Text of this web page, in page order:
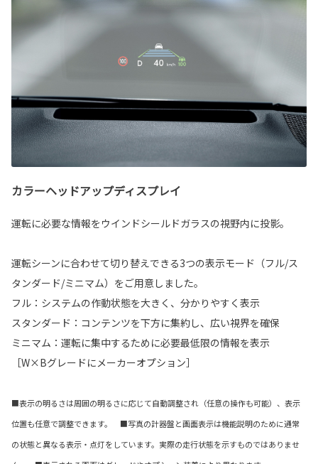
カラーヘッドアップディスプレイ
運転に必要な情報をウインドシールドガラスの視野内に投影。
運転シーンに合わせて切り替えできる3つの表示モード（フル/ス
タンダード/ミニマム）をご用意しました。
フル：システムの作動状態を大きく、分かりやすく表示
スタンダード：コンテンツを下方に集約し、広い視界を確保
ミニマム：運転に集中するために必要最低限の情報を表示
［W×Bグレードにメーカーオプション］
■表示の明るさは周囲の明るさに応じて自動調整され（任意の操作も可能）、表示
位置も任意で調整できます。 ■写真の計器盤と画面表示は機能説明のために通常
の状態と異なる表示・点灯をしています。実際の走行状態を示すものではありませ